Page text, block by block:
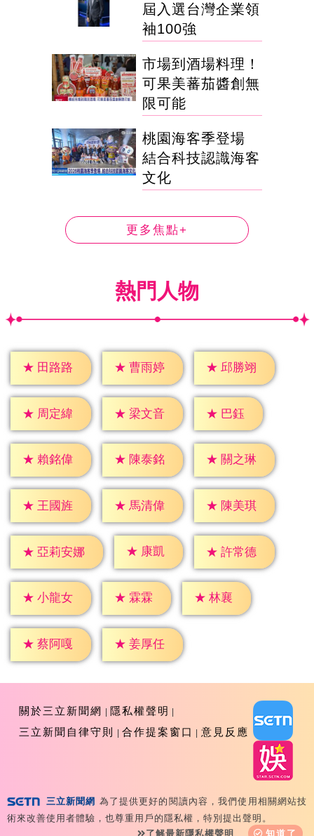
屆入選台灣企業領
袖100強
市場到酒場料理！
可果美蕃茄醬創無
限可能
桃園海客季登場
結合科技認識海客
文化
更多焦點+
熱門人物
★ 田路路 ★ 曹雨婷 ★ 邱勝翊
★ 周定緯 ★ 梁文音 ★ 巴鈺
★ 賴銘偉 ★ 陳泰銘 ★ 關之琳
★ 王國旌 ★ 馬清偉 ★ 陳美琪
★ 亞莉安娜 ★ 康凱 ★ 許常德
★ 小龍女 ★ 霖霖 ★ 林襄
★ 蔡阿嘎 ★ 姜厚任
關於三立新聞網
隱私權聲明
三立新聞自律守則
合作提案窗口 意見反應
Reserved 版權所有 盜用必究 台北市內湖區舊宗路一段159
三立新聞網 為了提供更好的閱讀內容，我們使用相關網站技
術來改善使用者體驗，也尊重用戶的隱私權，特別提出聲明。
了解最新隱私權聲明
知道了